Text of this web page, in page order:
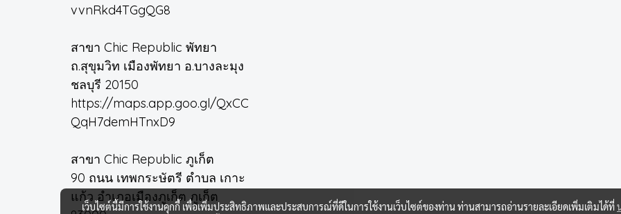
vvnRkd4TGgQG8
สาขา Chic Republic พัทยา
ถ.สุขุมวิท เมืองพัทยา อ.บางละมุง
ชลบุรี 20150
https://maps.app.goo.gl/QxCC
QqH7demHTnxD9
สาขา Chic Republic ภูเก็ต
90 ถนน เทพกระษัตรี ตำบล เกาะ
แก้ว อำเภอเมืองภูเก็ต ภูเก็ต
เว็บไซต์นี้มีการใช้งานคุกกี้ เพื่อเพิ่มประสิทธิภาพและประสบการณ์ที่ดีในการใช้งานเว็บไซต์ของท่าน ท่านสามารถอ่านรายละเอียดเพิ่มเติมได้ที่